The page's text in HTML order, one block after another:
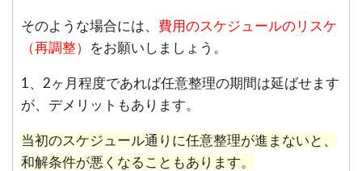
そのような場合には、 費用のスケジュールのリスケ
（再調整） をお願いしましょう。
1、2ヶ月程度であれば任意整理の期間は延ばせます
が、デメリットもあります。
当初のスケジュール通りに任意整理が進まないと、
和解条件が悪くなることもあります。